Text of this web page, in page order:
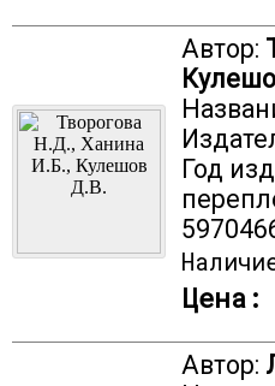
Автор:
Год
Цена:
Автор: